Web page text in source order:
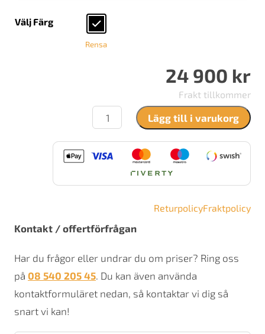
Välj Färg
Rensa
24 900 kr
Frakt tillkommer
Dovre
425
mängd
Lägg till i varukorg
ReturpolicyFraktpolicy
Kontakt / offertförfrågan
Har du frågor eller undrar du om priser? Ring oss
på 08 540 205 45. Du kan även använda
kontaktformuläret nedan, så kontaktar vi dig så
snart vi kan!